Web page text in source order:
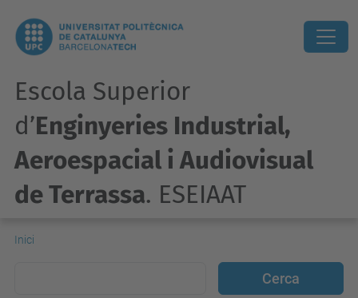
Escola Superior
d’Enginyeries Industrial,
Aeroespacial i Audiovisual
de Terrassa. ESEIAAT
Inici